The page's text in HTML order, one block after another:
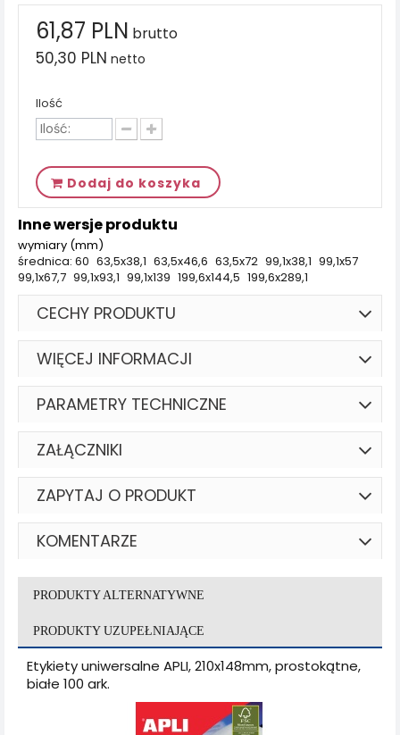
61,87 PLN brutto
50,30 PLN netto
Ilość
Dodaj do koszyka
Inne wersje produktu
wymiary (mm)
średnica: 60 63,5x38,1 63,5x46,6 63,5x72 99,1x38,1 99,1x57
99,1x67,7 99,1x93,1 99,1x139 199,6x144,5 199,6x289,1
CECHY PRODUKTU
WIĘCEJ INFORMACJI
PARAMETRY TECHNICZNE
ZAŁĄCZNIKI
ZAPYTAJ O PRODUKT
KOMENTARZE
PRODUKTY ALTERNATYWNE
PRODUKTY UZUPEŁNIAJĄCE
Etykiety uniwersalne APLI, 210x148mm, prostokątne,
białe 100 ark.